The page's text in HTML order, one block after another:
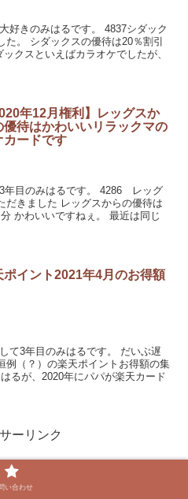
好きのみはるです。 4837シダック
。 シダックスの優待は20％割引
クスといえばカラオケでしたが、
年12月権利】レッグスか
優待はかわいいリラックマの
カードです
年目のみはるです。 4286 レッグ
だきました レッグスからの優待は
かわいいですねぇ。 最近は同じ
ポイント2021年4月のお得額
て3年目のみはるです。 だいぶ遅
例（？）の楽天ポイントお得額の集
るが、2020年にパパが楽天カード
ーリンク
い合わせ